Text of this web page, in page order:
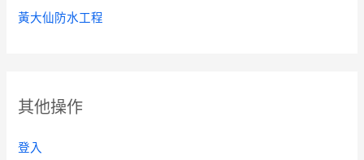
黃大仙防水工程
其他操作
登入